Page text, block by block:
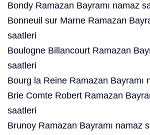
Bondy Ramazan Bayramı namaz
Bonneuil sur Marne Ramazan
saatleri
Boulogne Billancourt Ramazan
saatleri
Bourg la Reine Ramazan Bayramı
Brie Comte Robert Ramazan
saatleri
Brunoy Ramazan Bayramı namaz